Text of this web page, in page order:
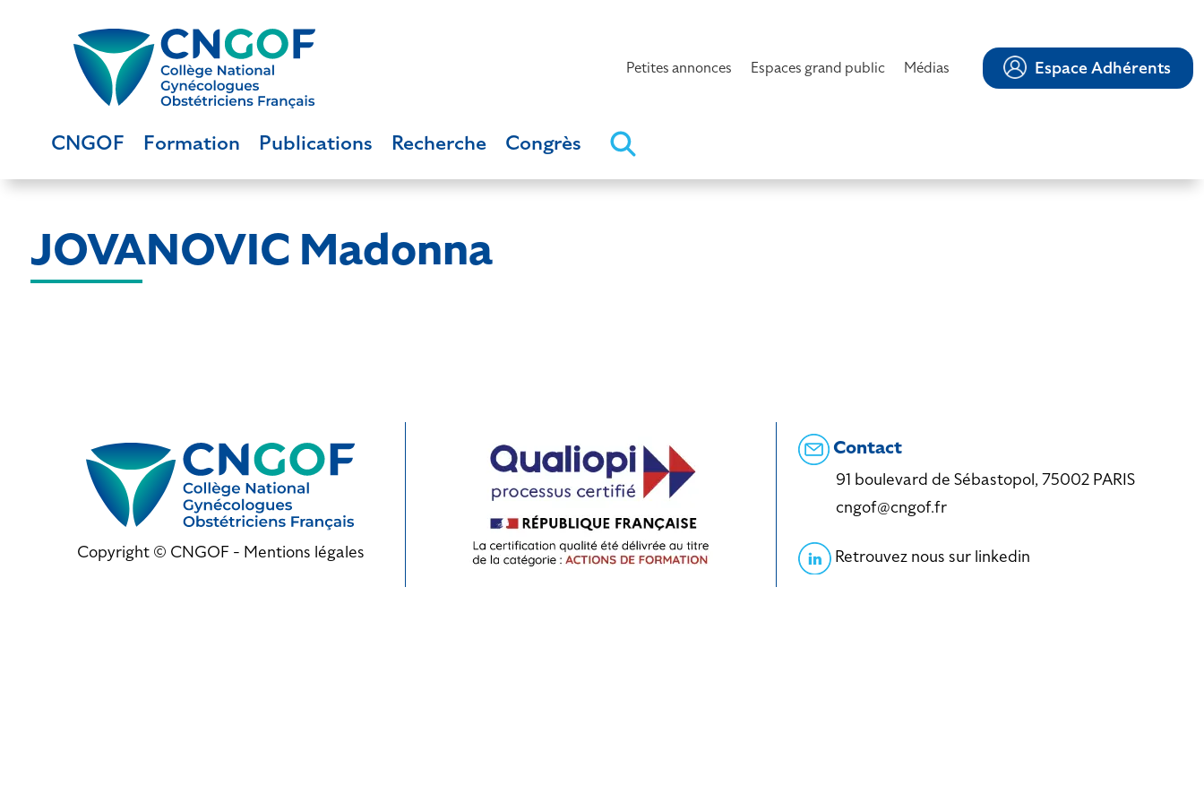
Petites annonces Espaces grand public Médias Espace Adhérents
CNGOF Formation Publications Recherche Congrès
JOVANOVIC Madonna
Copyright © CNGOF - Mentions légales
Contact
91 boulevard de Sébastopol, 75002 PARIS
cngof@cngof.fr
Retrouvez nous sur linkedin